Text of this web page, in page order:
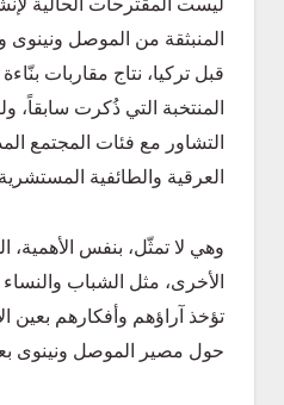
المنبثقة من الموصل
قبل تركيا، نتاج مقاربات
المنتخبة التي ذُكرت سابقاً،
التشاور مع فئات المجتمع
العرقية والطائفية
وهي لا تمثّل، بنفس
الأخرى، مثل الشباب والنساء
تؤخذ آراؤهم وأفكارهم بعين
حول مصير الموصل ونينوى